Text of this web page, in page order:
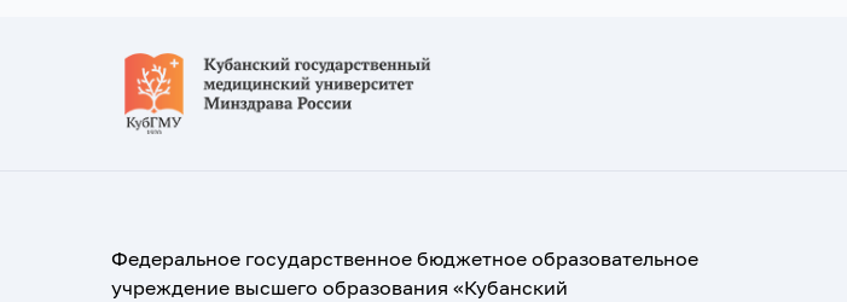
Федеральное государственное бюджетное образовательное
учреждение высшего образования «Кубанский